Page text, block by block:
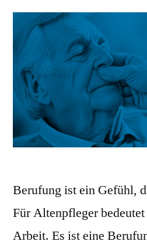
Berufung ist ein Gefühl,
Für Altenpfleger
Arbeit. Es ist eine